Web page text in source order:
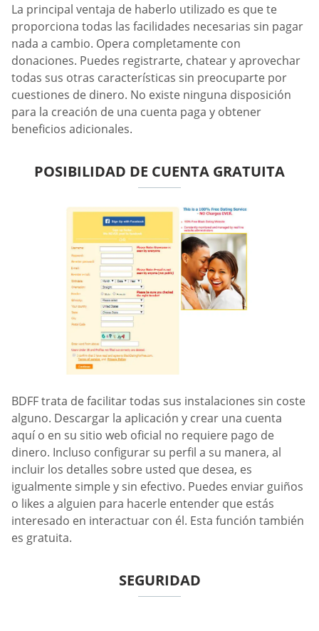
La principal ventaja de haberlo utilizado es que te
proporciona todas las facilidades necesarias sin pagar
nada a cambio. Opera completamente con
donaciones. Puedes registrarte, chatear y aprovechar
todas sus otras características sin preocuparte por
cuestiones de dinero. No existe ninguna disposición
para la creación de una cuenta paga y obtener
beneficios adicionales.
POSIBILIDAD DE CUENTA GRATUITA
BDFF trata de facilitar todas sus instalaciones sin coste
alguno. Descargar la aplicación y crear una cuenta
aquí o en su sitio web oficial no requiere pago de
dinero. Incluso configurar su perfil a su manera, al
incluir los detalles sobre usted que desea, es
igualmente simple y sin efectivo. Puedes enviar guiños
o likes a alguien para hacerle entender que estás
interesado en interactuar con él. Esta función también
es gratuita.
SEGURIDAD